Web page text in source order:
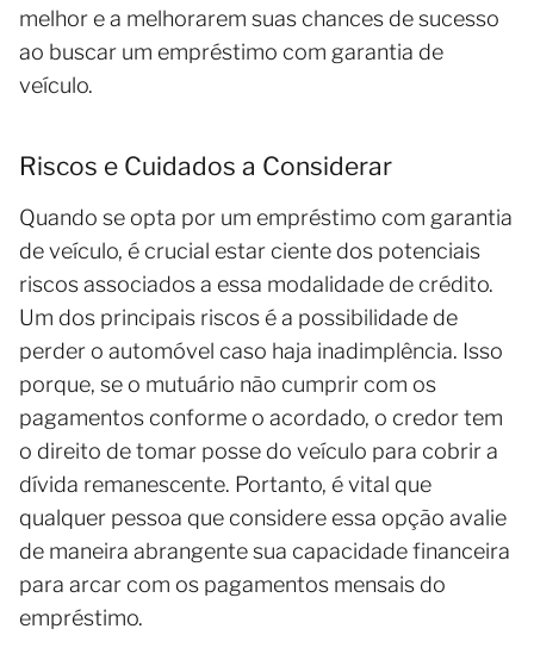
melhor e a melhorarem suas chances de sucesso
ao buscar um empréstimo com garantia de
veículo.
Riscos e Cuidados a Considerar
Quando se opta por um empréstimo com garantia
de veículo, é crucial estar ciente dos potenciais
riscos associados a essa modalidade de crédito.
Um dos principais riscos é a possibilidade de
perder o automóvel caso haja inadimplência. Isso
porque, se o mutuário não cumprir com os
pagamentos conforme o acordado, o credor tem
o direito de tomar posse do veículo para cobrir a
dívida remanescente. Portanto, é vital que
qualquer pessoa que considere essa opção avalie
de maneira abrangente sua capacidade financeira
para arcar com os pagamentos mensais do
empréstimo.